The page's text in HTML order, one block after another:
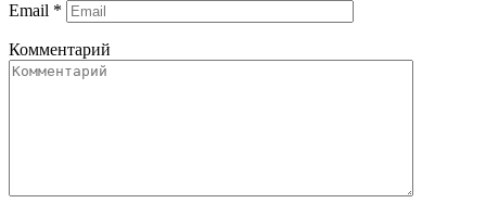
Email *
Комментарий